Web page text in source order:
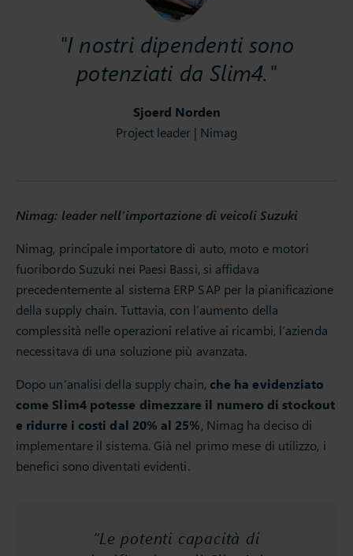
Sjoerd Norden
Project leader | Nimag
"I nostri dipendenti sono
potenziati da Slim4."
Nimag: leader nell’importazione di veicoli Suzuki
Nimag, principale importatore di auto, moto e motori
fuoribordo Suzuki nei Paesi Bassi, si affidava
precedentemente al sistema ERP SAP per la pianificazione
della supply chain. Tuttavia, con l’aumento della
complessità nelle operazioni relative ai ricambi, l’azienda
necessitava di una soluzione più avanzata.
Dopo un’analisi della supply chain, che ha evidenziato
come Slim4 potesse dimezzare il numero di stockout
e ridurre i costi dal 20% al 25%, Nimag ha deciso di
implementare il sistema. Già nel primo mese di utilizzo, i
benefici sono diventati evidenti.
“Le potenti capacità di